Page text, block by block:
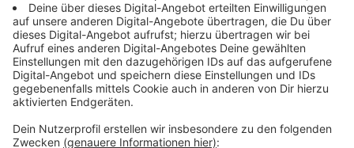
Riesenbeck bekanntgegeben. Das gilt für eine weitere
Woche. Denn bis dahin sind alle 1200 Mitarbeiter bei
Westfleisch auf das Coronaviurs getestet und die
Ergebnisse liegen vor. Dann soll neu beraten werden.
Bei Westfleisch sind am Donnerstag 129 Mitarbeiter
positiv auf das Coronavirus getestet worden. Der
Schlachthof bleibt vorerst geschlossen.